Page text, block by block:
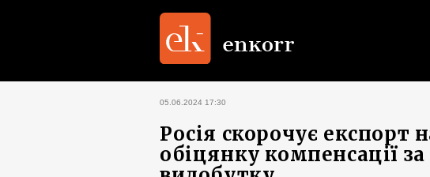
05.06.2024 17:30
Росія скорочує експорт
обіцянку компенсації